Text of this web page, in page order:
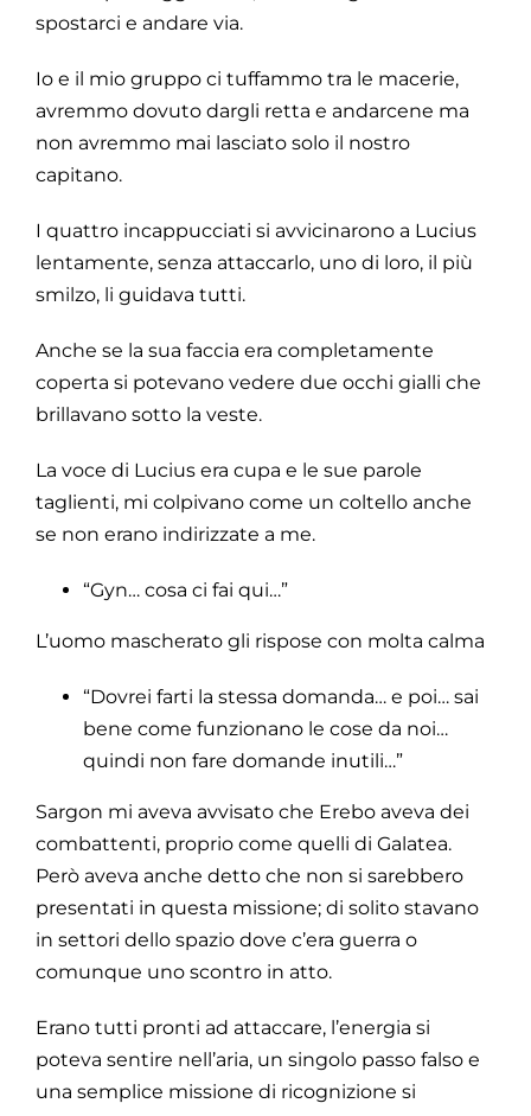
spostarci e andare via.
Io e il mio gruppo ci tuffammo tra le macerie,
avremmo dovuto dargli retta e andarcene ma
non avremmo mai lasciato solo il nostro
capitano.
I quattro incappucciati si avvicinarono a Lucius
lentamente, senza attaccarlo, uno di loro, il più
smilzo, li guidava tutti.
Anche se la sua faccia era completamente
coperta si potevano vedere due occhi gialli che
brillavano sotto la veste.
La voce di Lucius era cupa e le sue parole
taglienti, mi colpivano come un coltello anche
se non erano indirizzate a me.
“Gyn… cosa ci fai qui…”
L’uomo mascherato gli rispose con molta calma
“Dovrei farti la stessa domanda… e poi… sai
bene come funzionano le cose da noi…
quindi non fare domande inutili…”
Sargon mi aveva avvisato che Erebo aveva dei
combattenti, proprio come quelli di Galatea.
Però aveva anche detto che non si sarebbero
presentati in questa missione; di solito stavano
in settori dello spazio dove c’era guerra o
comunque uno scontro in atto.
Erano tutti pronti ad attaccare, l’energia si
poteva sentire nell’aria, un singolo passo falso e
una semplice missione di ricognizione si